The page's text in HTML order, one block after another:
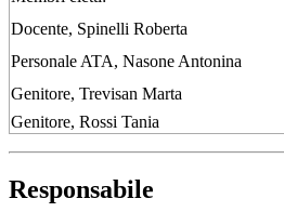
Docente, Spinelli Roberta
Personale ATA, Nasone Antonina
Genitore, Trevisan Marta
Genitore, Rossi Tania
Responsabile